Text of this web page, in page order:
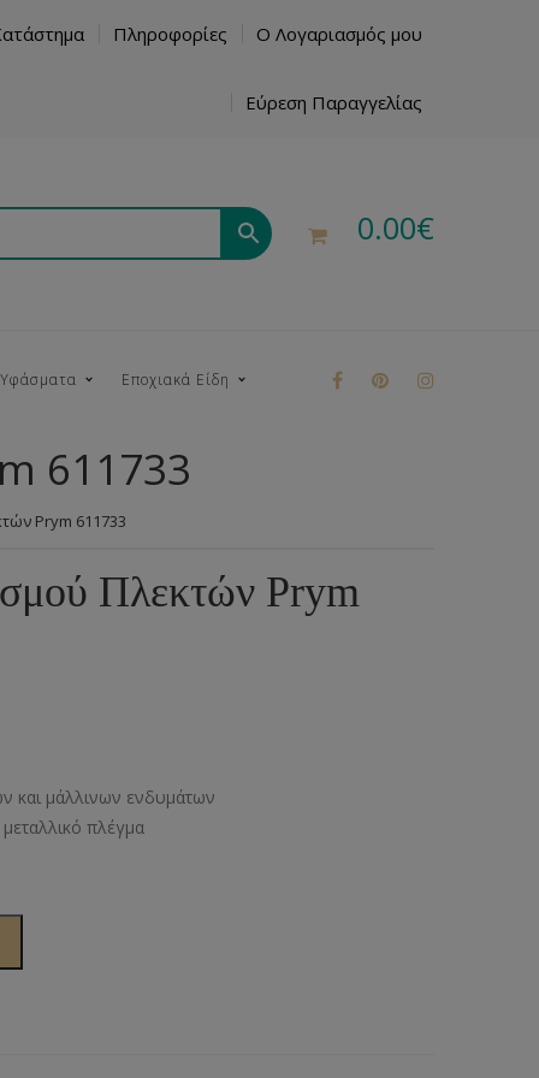
Πληροφορίες Ο Λογαριασμός μου
Εύρεση Παραγγελίας
0.00€
Ζώνες
Εποχιακά Είδη
611733
Prym 611733
Πλεκτών Prym
και μάλλινων ενδυμάτων
πλέγμα